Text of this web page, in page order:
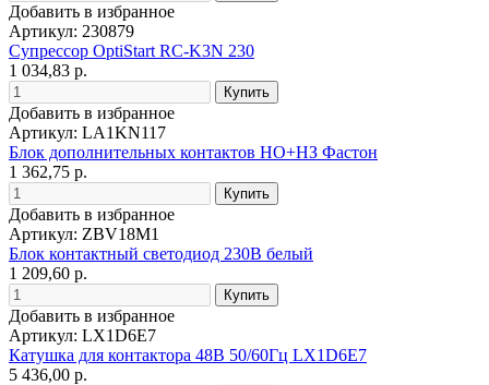
Добавить в избранное
Артикул: 230879
Супрессор OptiStart RC-K3N 230
1 034,83 р.
Добавить в избранное
Артикул: LA1KN117
Блок дополнительных контактов НО+НЗ Фастон
1 362,75 р.
Добавить в избранное
Артикул: ZBV18M1
Блок контактный светодиод 230В белый
1 209,60 р.
Добавить в избранное
Артикул: LX1D6E7
Катушка для контактора 48В 50/60Гц LX1D6E7
5 436,00 р.